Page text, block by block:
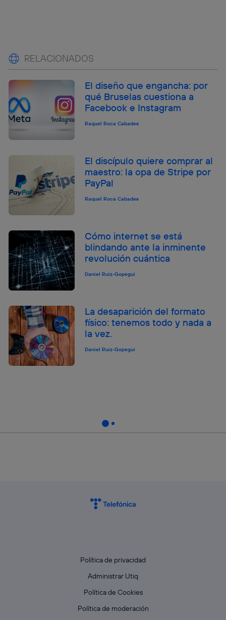
RELACIONADOS
El diseño que engancha: por
qué Bruselas cuestiona a
Facebook e Instagram
Raquel Roca Cabades
El discípulo quiere comprar al
maestro: la opa de Stripe por
PayPal
Raquel Roca Cabades
Cómo internet se está
blindando ante la inminente
revolución cuántica
Daniel Ruiz-Gopegui
La desaparición del formato
físico: tenemos todo y nada a
la vez.
Daniel Ruiz-Gopegui
Política de privacidad
Administrar Utiq
Política de Cookies
Política de moderación